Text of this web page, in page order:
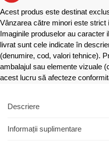
Acest produs este destinat
Vânzarea către minori este strict
Imaginile produselor au caracter
livrat sunt cele indicate în
(denumire, cod, valori tehnice).
ambalajul sau elemente vizuale
acest lucru să afecteze
Descriere
Informații suplimentare